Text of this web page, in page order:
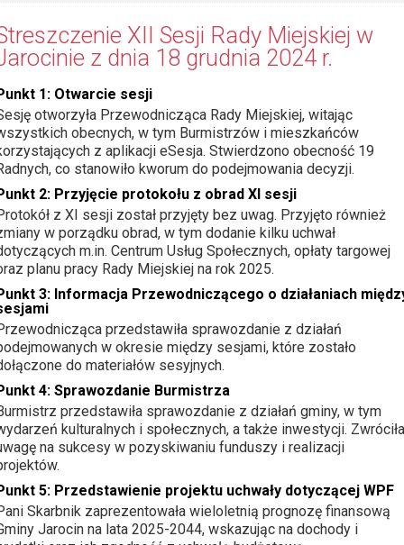
XII Sesji Rady Miejskiej w
z dnia 18 grudnia 2024 r.
1: Otwarcie sesji
otworzyła Przewodnicząca Rady Miejskiej, witając
obecnych, w tym Burmistrzów i mieszkańców
z aplikacji eSesja. Stwierdzono obecność 19
co stanowiło kworum do podejmowania decyzji.
2: Przyjęcie protokołu z obrad XI sesji
z XI sesji został przyjęty bez uwag. Przyjęto również
w porządku obrad, w tym dodanie kilku uchwał
m.in. Centrum Usług Społecznych, opłaty targowej
planu pracy Rady Miejskiej na rok 2025.
3: Informacja Przewodniczącego o działaniach
przedstawiła sprawozdanie z działań
w okresie między sesjami, które zostało
do materiałów sesyjnych.
4: Sprawozdanie Burmistrza
przedstawiła sprawozdanie z działań gminy, w tym
kulturalnych i społecznych, a także inwestycji. Zwróciła
na sukcesy w pozyskiwaniu funduszy i realizacji
5: Przedstawienie projektu uchwały dotyczącej WPF
Skarbnik zaprezentowała wieloletnią prognozę finansową
Jarocin na lata 2025-2044, wskazując na dochody i